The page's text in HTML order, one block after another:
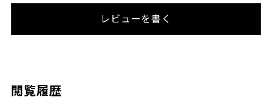
レビューを書く
閲覧履歴